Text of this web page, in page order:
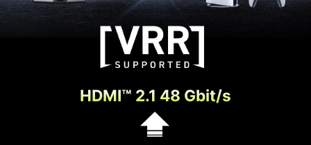
HDMI™ 2.1 48 Gbit/s